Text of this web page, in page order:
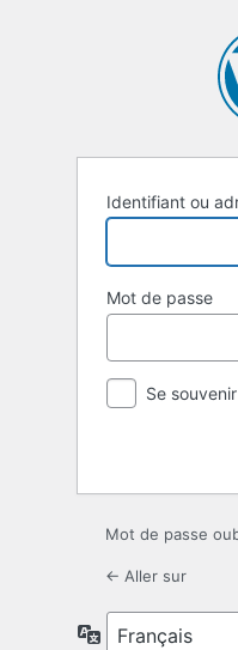
Identifiant ou
Mot de passe
Se
Mot de passe
← Aller sur
Langue